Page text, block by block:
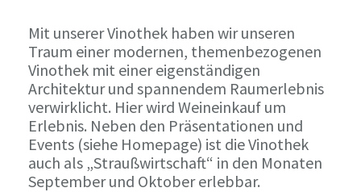
Mit unserer Vinothek haben wir unseren
Traum einer modernen, themenbezogenen
Vinothek mit einer eigenständigen
Architektur und spannendem Raumerlebnis
verwirklicht. Hier wird Weineinkauf um
Erlebnis. Neben den Präsentationen und
Events (siehe Homepage) ist die Vinothek
auch als „Straußwirtschaft“ in den Monaten
September und Oktober erlebbar.